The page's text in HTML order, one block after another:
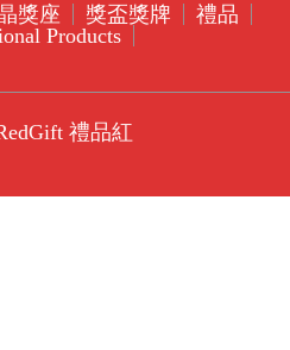
獎座 獎盃獎牌
禮品
Products
禮品紅